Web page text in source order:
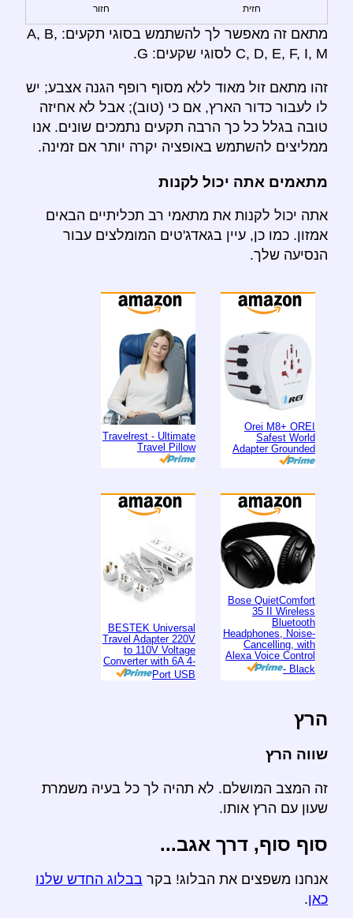
חזית חזור
מתאם זה מאפשר לך להשתמש בסוגי תקעים: A, B,
C, D, E, F, I, M לסוגי שקעים: G.
זהו מתאם זול מאוד ללא מסוף רופף הגנה אצבע; יש
לו לעבור כדור הארץ, אם כי (טוב); אבל לא אחיזה
טובה בגלל כל כך הרבה תקעים נתמכים שונים. אנו
ממליצים להשתמש באופציה יקרה יותר אם זמינה.
מתאמים אתה יכול לקנות
אתה יכול לקנות את מתאמי רב תכליתיים הבאים
אמזון. כמו כן, עיין בגאדג'טים המומלצים עבור
הנסיעה שלך.
Orei M8+ OREI
Safest World
Adapter Grounded
Travelrest - Ultimate
Travel Pillow
Bose QuietComfort
35 II Wireless
Bluetooth
Headphones, Noise-
Cancelling, with
Alexa Voice Control
- Black
BESTEK Universal
Travel Adapter 220V
to 110V Voltage
Converter with 6A 4-
Port USB
הרץ
שווה הרץ
זה המצב המושלם. לא תהיה לך כל בעיה משמרת
שעון עם הרץ אותו.
סוף סוף, דרך אגב...
אנחנו משפצים את הבלוג! בקר בבלוג החדש שלנו
כאן.